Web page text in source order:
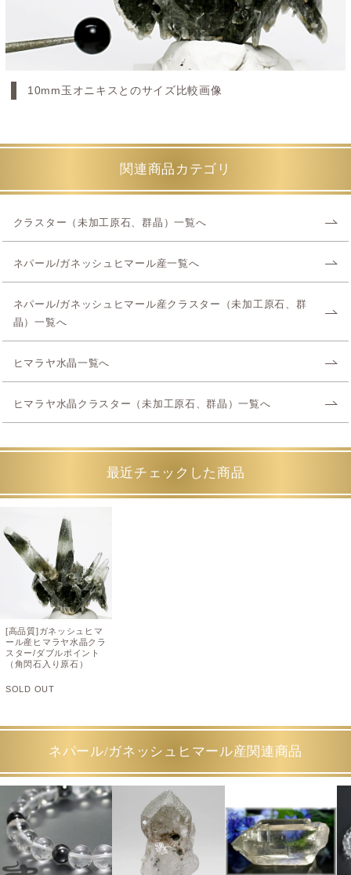
10mm玉オニキスとのサイズ比較画像
関連商品カテゴリ
クラスター（未加工原石、群晶）一覧へ
ネパール/ガネッシュヒマール産一覧へ
ネパール/ガネッシュヒマール産クラスター（未加工原石、群
晶）一覧へ
ヒマラヤ水晶一覧へ
ヒマラヤ水晶クラスター（未加工原石、群晶）一覧へ
最近チェックした商品
[高品質]ガネッシュヒマ
ール産ヒマラヤ水晶クラ
スター/ダブルポイント
（角閃石入り原石）
SOLD OUT
ネパール/ガネッシュヒマール産関連商品